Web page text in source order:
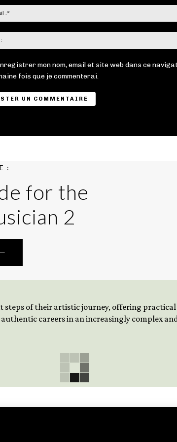
mon nom, email et site web dans ce
fois que je commenterai.
:
for the
2
steps of their artistic journey, offering
careers in an increasingly complex